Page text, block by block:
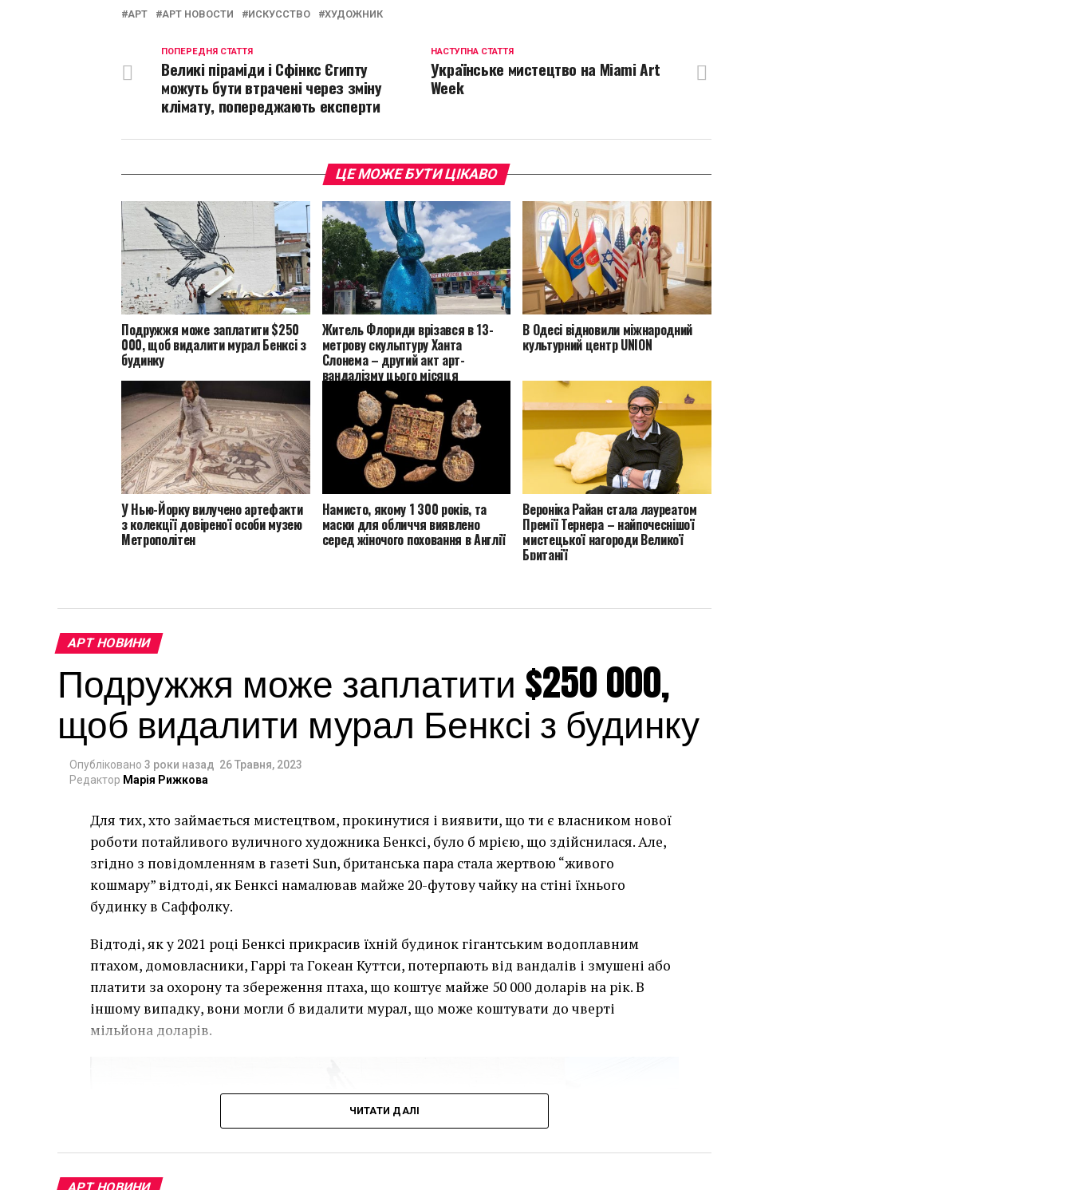
АРТ АРТ НОВОСТИ ИСКУССТВО ХУДОЖНИК
НАСТУПНА СТАТТЯ
Українське мистецтво на Miami Art
Week
ПОПЕРЕДНЯ СТАТТЯ
Великі піраміди і Сфінкс Єгипту
можуть бути втрачені через зміну
клімату, попереджають експерти
ЦЕ МОЖЕ БУТИ ЦІКАВО
Подружжя може заплатити $250
000, щоб видалити мурал Бенксі з
будинку
Житель Флориди врізався в 13-
метрову скульптуру Ханта
Слонема – другий акт арт-
вандалізму цього місяця
В Одесі відновили міжнародний
культурний центр UNION
У Нью-Йорку вилучено артефакти
з колекції довіреної особи музею
Метрополітен
Намисто, якому 1 300 років, та
маски для обличчя виявлено
серед жіночого поховання в Англії
Вероніка Райан стала лауреатом
Премії Тернера – найпочеснішої
мистецької нагороди Великої
Британії
АРТ НОВИНИ
Подружжя може заплатити $250 000,
щоб видалити мурал Бенксі з будинку
Опубліковано 3 роки назад 26 Травня, 2023
Редактор Марія Рижкова
Для тих, хто займається мистецтвом, прокинутися і виявити, що ти є власником нової
роботи потайливого вуличного художника Бенксі, було б мрією, що здійснилася. Але,
згідно з повідомленням в газеті Sun, британська пара стала жертвою “живого
кошмару” відтоді, як Бенксі намалював майже 20-футову чайку на стіні їхнього
будинку в Саффолку.
Відтоді, як у 2021 році Бенксі прикрасив їхній будинок гігантським водоплавним
птахом, домовласники, Гаррі та Гокеан Куттси, потерпають від вандалів і змушені або
платити за охорону та збереження птаха, що коштує майже 50 000 доларів на рік. В
іншому випадку, вони могли б видалити мурал, що може коштувати до чверті
мільйона доларів.
ЧИТАТИ ДАЛІ